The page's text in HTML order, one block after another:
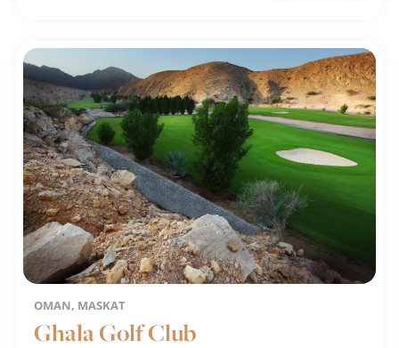
OMAN, MASKAT
Ghala Golf Club